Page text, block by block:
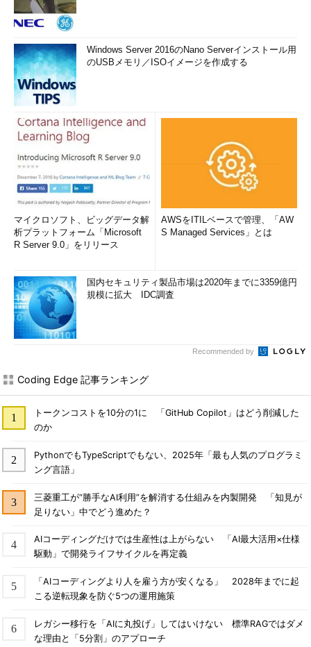
Windows Server 2016のNano Serverインストール用
のUSBメモリ／ISOイメージを作成する
マイクロソフト、ビッグデータ解
析プラットフォーム「Microsoft
R Server 9.0」をリリース
AWSをITILベースで管理、「AW
S Managed Services」とは
国内セキュリティ製品市場は2020年までに3359億円
規模に拡大 IDC調査
Recommended by
Coding Edge 記事ランキング
トークンコストを10分の1に 「GitHub Copilot」はどう削減した
のか
PythonでもTypeScriptでもない、2025年「最も人気のプログラミ
ング言語」
三菱重工が“勝手なAI利用”を解消する仕組みを内製開発 「知見が
足りない」中でどう進めた？
AIコーディングだけでは生産性は上がらない 「AI最大活用×仕様
駆動」で開発ライフサイクルを再定義
「AIコーディングより人を雇う方が安くなる」 2028年までに起
こる逆転現象を防ぐ5つの運用施策
レガシー移行を「AIに丸投げ」してはいけない 標準RAGではダメ
な理由と「5分割」のアプローチ